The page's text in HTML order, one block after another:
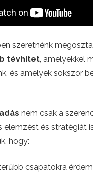
szeretnénk
tévhitet, amelyekkel
és amelyek sokszor
nem csak a
elemzést és stratégiát
hogy:
csapatokra